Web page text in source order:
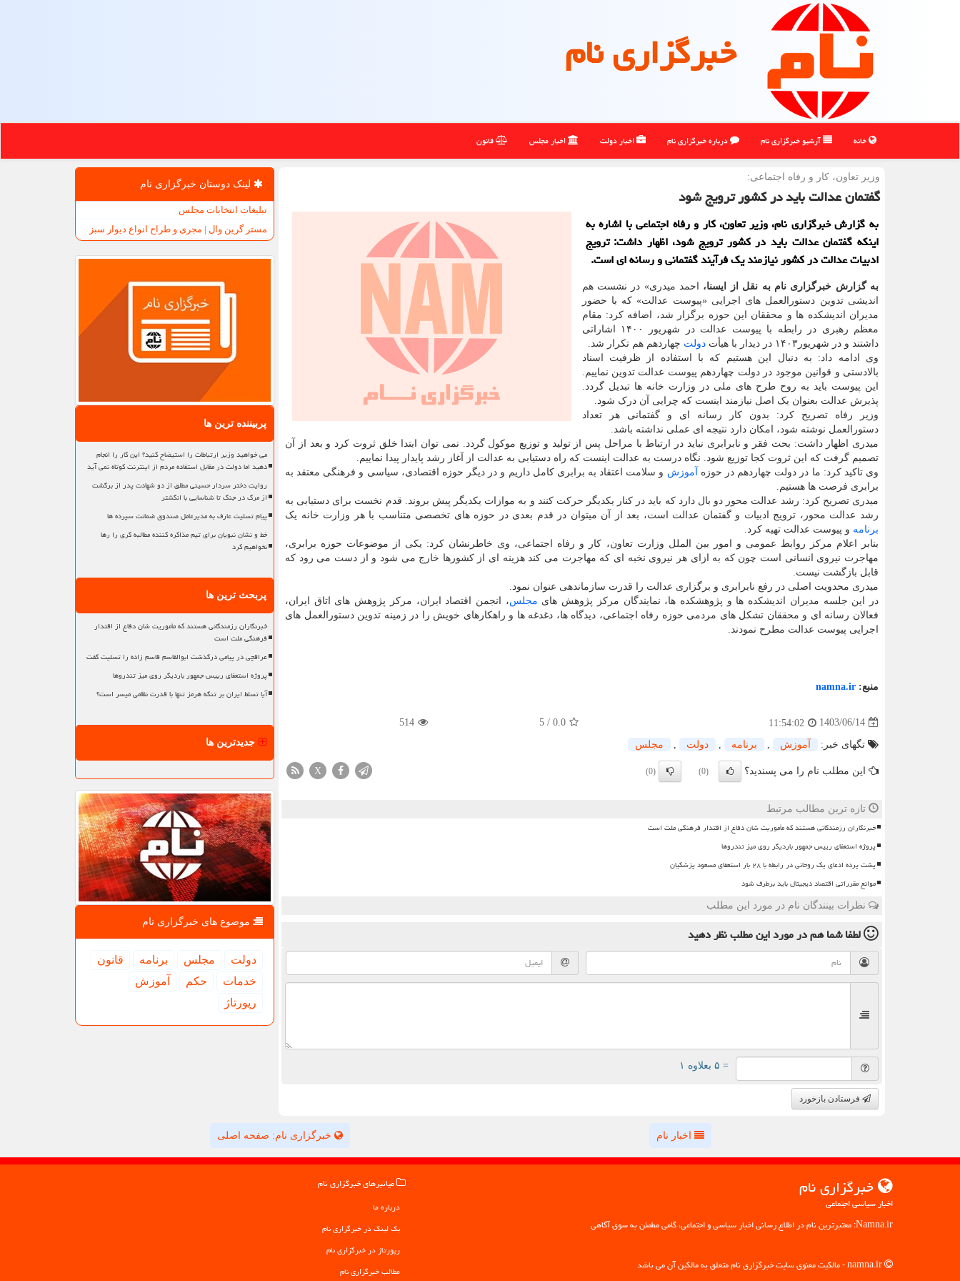
خبرگزاری نام
خانه آرشیو خبرگزاری نام درباره خبرگزاری نام اخبار دولت اخبار مجلس قانون
وزیر تعاون، كار و رفاه اجتماعی:
گفتمان عدالت باید در کشور ترویج شود
به گزارش خبرگزاری نام، وزیر تعاون، کار و رفاه اجتماعی با اشاره به
اینکه گفتمان عدالت باید در کشور ترویج شود، اظهار داشت: ترویج
ادبیات عدالت در کشور نیازمند یک فرآیند گفتمانی و رسانه ای است.
به گزارش خبرگزاری نام به نقل از ایسنا،
احمد میدری» در نشست هم
اندیشی تدوین دستورالعمل های اجرایی «پیوست عدالت» که با حضور
مدیران اندیشکده ها و محققان این حوزه برگزار شد، اضافه کرد: مقام
معظم رهبری در رابطه با پیوست عدالت در شهریور ۱۴۰۰ اشاراتی
داشتند و در شهریور۱۴۰۳ در دیدار با هیأت
دولت چهاردهم هم تکرار شد.
وی ادامه داد: به دنبال این هستیم که با استفاده از ظرفیت اسناد
بالادستی و قوانین موجود در دولت چهاردهم پیوست عدالت تدوین نماییم.
این پیوست باید به روح طرح های ملی در وزارت خانه ها تبدیل گردد.
پذیرش عدالت بعنوان یک اصل نیازمند اینست که چرایی آن درک شود.
وزیر رفاه تصریح کرد: بدون کار رسانه ای و گفتمانی هر تعداد
دستورالعمل نوشته شود، امکان دارد نتیجه ای عملی نداشته باشد.
میدری اظهار داشت: بحث فقر و نابرابری نباید در ارتباط با مراحل پس از تولید و توزیع موکول گردد. نمی توان ابتدا خلق ثروت کرد و بعد از آن
تصمیم گرفت که این ثروت کجا توزیع شود. نگاه درست به عدالت اینست که راه دستیابی به عدالت از آغاز رشد پایدار پیدا نماییم.
وی تاکید کرد: ما در دولت چهاردهم در حوزه
آموزش و سلامت اعتقاد به برابری کامل داریم و در دیگر حوزه اقتصادی، سیاسی و فرهنگی معتقد به
برابری فرصت ها هستیم.
میدری تصریح کرد: رشد عدالت محور دو بال دارد که باید در کنار یکدیگر حرکت کنند و به موازات یکدیگر پیش بروند. قدم نخست برای دستیابی به
رشد عدالت محور، ترویج ادبیات و گفتمان عدالت است، بعد از آن میتوان در قدم بعدی در حوزه های تخصصی متناسب با هر وزارت خانه یک
برنامه و پیوست عدالت تهیه کرد.
بنابر اعلام مرکز روابط عمومی و امور بین الملل وزارت تعاون، کار و رفاه اجتماعی، وی خاطرنشان کرد: یکی از موضوعات حوزه برابری،
مهاجرت نیروی انسانی است چون که به ازای هر نیروی نخبه ای که مهاجرت می کند هزینه ای از کشورها خارج می شود و از دست می رود که
قابل بازگشت نیست.
میدری محدویت اصلی در رفع نابرابری و برگزاری عدالت را قدرت سازماندهی عنوان نمود.
در این جلسه مدیران اندیشکده ها و پژوهشکده ها، نمایندگان مرکز پژوهش های مجلس، انجمن اقتصاد ایران، مرکز پژوهش های اتاق ایران،
فعالان رسانه ای و محققان تشکل های مردمی حوزه رفاه اجتماعی، دیدگاه ها، دغدغه ها و راهکارهای خویش را در زمینه تدوین دستورالعمل های
اجرایی پیوست عدالت مطرح نمودند.
منبع: namna.ir
1403/06/14
11:54:02
0.0
/
5
514
تگهای خبر: آموزش برنامه دولت مجلس
این مطلب نام را می پسندید؟ (0)
(0)
X
تازه ترین مطالب مرتبط
خبرنگاران رزمندگانی هستند که مأموریت شان دفاع از اقتدار فرهنگی ملت است
پروژه استعفای رییس جمهور باردیگر روی میز تندروها
پشت پرده ادعای یک روحانی در رابطه با ۲۸ بار استعفای مسعود پزشکیان
موانع مقرراتی اقتصاد دیجیتال باید برطرف شود
نظرات بینندگان نام در مورد این مطلب
لطفا شما همدر مورد این مطلبنظر دهید
= ۵ بعلاوه ۱
فرستادن بازخورد
لینک دوستان خبرگزاری نام
تبلیغات انتخابات مجلس
مستر گرین وال | مجری و طراح انواع دیوار سبز
پربیننده ترین ها
می خواهید وزیر ارتباطات را استیضاح کنید؟ این کار را انجام
دهید اما دولت در مقابل استفاده مردم از اینترنت کوتاه نمی آید
روایت دختر سردار حسینی مطلق از دو شهادت پدر از برگشت
از مرگ در جنگ تا شناسایی با انگشتر
پیام تسلیت عارف به مدیرعامل صندوق ضمانت سپرده ها
خط و نشان نبویان برای تیم مذاکره کننده مطالبه گری را رها
نخواهیم کرد
پربحث ترین ها
خبرنگاران رزمندگانی هستند که مأموریت شان دفاع از اقتدار
فرهنگی ملت است
عراقچی در پیامی درگذشت ابوالقاسم قاسم زاده را تسلیت گفت
پروژه استعفای رییس جمهور باردیگر روی میز تندروها
آیا تسلط ایران بر تنگه هرمز تنها با قدرت نظامی میسر است؟
جدیدترین ها
موضوع های خبرگزاری نام
دولت مجلس برنامه
قانون
خدمات
حكم
آموزش
رپورتاژ
اخبار نام خبرگزاری نام: صفحه اصلی
خبرگزاری نام
اخبار سیاسی اجتماعی
Namna.ir: معتبرترین نام در اطلاع رسانی اخبار سیاسی و اجتماعی، گامی مطمئن به سوی آگاهی
میانبرهای خبرگزاری نام
درباره ما
بک لینک در خبرگزاری نام
رپورتاژ در خبرگزاری نام
مطالب خبرگزاری نام